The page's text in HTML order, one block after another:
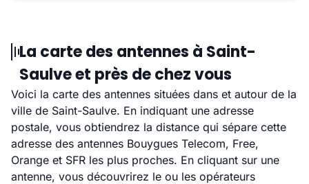
La carte des antennes à Saint-
Saulve et près de chez vous
Voici la carte des antennes situées dans et autour de la
ville de Saint-Saulve. En indiquant une adresse
postale, vous obtiendrez la distance qui sépare cette
adresse des antennes Bouygues Telecom, Free,
Orange et SFR les plus proches. En cliquant sur une
antenne, vous découvrirez le ou les opérateurs